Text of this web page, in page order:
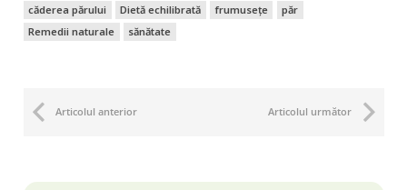
căderea părului
Dietă echilibrată frumusețe
păr
Remedii naturale
sănătate
Articolul anterior Articolul următor